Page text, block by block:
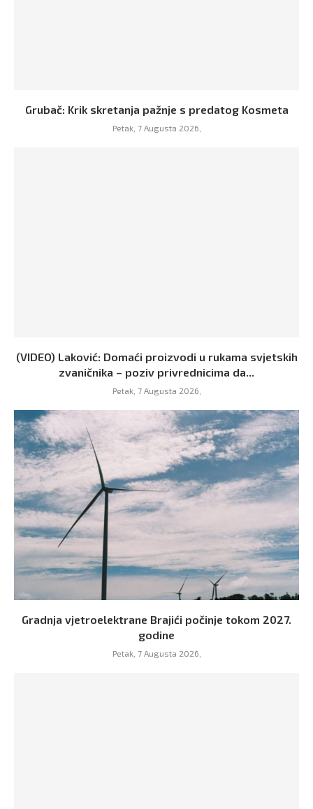
Grubač: Krik skretanja pažnje s predatog Kosmeta
Petak, 7 Augusta 2026,
(VIDEO) Laković: Domaći proizvodi u rukama svjetskih
zvaničnika – poziv privrednicima da...
Petak, 7 Augusta 2026,
Gradnja vjetroelektrane Brajići počinje tokom 2027.
godine
Petak, 7 Augusta 2026,